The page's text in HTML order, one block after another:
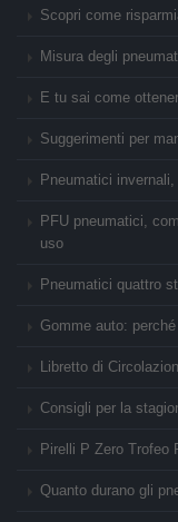
Scopri come
Misura degli
E tu sai come
Suggerimenti per
Pneumatici
PFU pneumatici,
uso
Pneumatici quattro
Gomme auto:
Libretto di
Consigli per la
Pirelli P Zero Trofeo
Quanto durano gli